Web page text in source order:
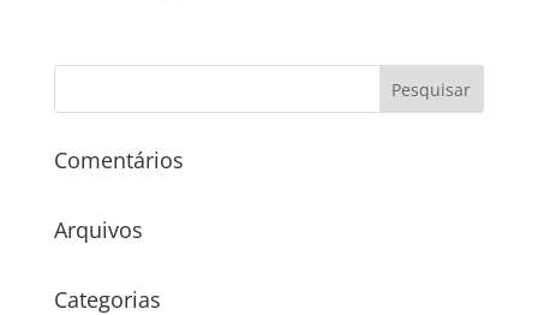
Comentários
Arquivos
Categorias